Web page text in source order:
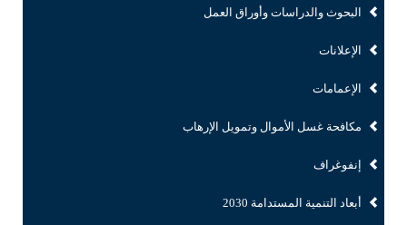
البحوث والدراسات وأوراق العمل
الإعلانات
الإعمامات
مكافحة غسل الأموال وتمويل الإرهاب
إنفوغراف
أبعاد التنمية المستدامة 2030